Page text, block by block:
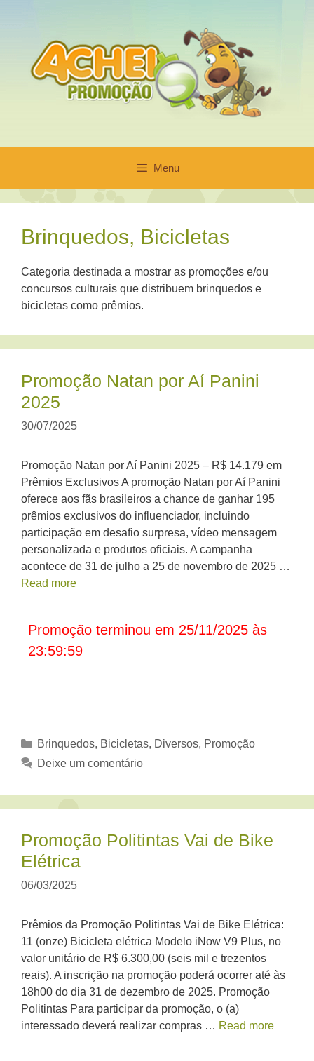
conteúdo
Menu
Brinquedos, Bicicletas
Categoria destinada a mostrar as promoções e/ou
concursos culturais que distribuem brinquedos e
bicicletas como prêmios.
Promoção Natan por Aí Panini
2025
30/07/2025
Promoção Natan por Aí Panini 2025 – R$ 14.179 em
Prêmios Exclusivos A promoção Natan por Aí Panini
oferece aos fãs brasileiros a chance de ganhar 195
prêmios exclusivos do influenciador, incluindo
participação em desafio surpresa, vídeo mensagem
personalizada e produtos oficiais. A campanha
acontece de 31 de julho a 25 de novembro de 2025 …
Read more
Promoção terminou em 25/11/2025 às
23:59:59
Categorias
Brinquedos, Bicicletas, Diversos, Promoção
Deixe um comentário
Promoção Politintas Vai de Bike
Elétrica
06/03/2025
Prêmios da Promoção Politintas Vai de Bike Elétrica:
11 (onze) Bicicleta elétrica Modelo iNow V9 Plus, no
valor unitário de R$ 6.300,00 (seis mil e trezentos
reais). A inscrição na promoção poderá ocorrer até às
18h00 do dia 31 de dezembro de 2025. Promoção
Politintas Para participar da promoção, o (a)
interessado deverá realizar compras … Read more